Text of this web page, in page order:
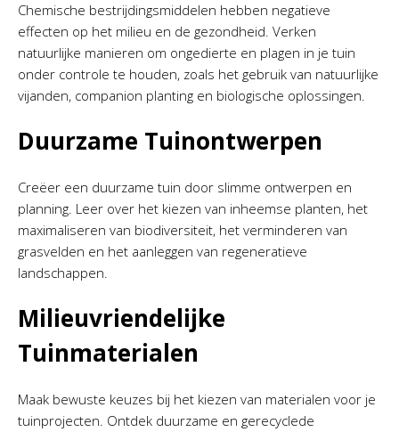
Chemische bestrijdingsmiddelen hebben negatieve
effecten op het milieu en de gezondheid. Verken
natuurlijke manieren om ongedierte en plagen in je tuin
onder controle te houden, zoals het gebruik van natuurlijke
vijanden, companion planting en biologische oplossingen.
Duurzame Tuinontwerpen
Creëer een duurzame tuin door slimme ontwerpen en
planning. Leer over het kiezen van inheemse planten, het
maximaliseren van biodiversiteit, het verminderen van
grasvelden en het aanleggen van regeneratieve
landschappen.
Milieuvriendelijke
Tuinmaterialen
Maak bewuste keuzes bij het kiezen van materialen voor je
tuinprojecten. Ontdek duurzame en gerecyclede